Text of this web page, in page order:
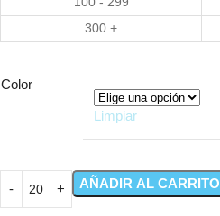
300 +
Color
Limpiar
AÑADIR AL CARRITO